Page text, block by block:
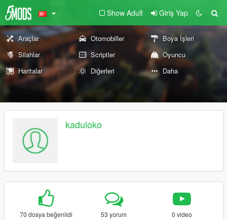
Show Adult Giriş Yap
Araçlar Otomobiller
Boya İşleri
Silahlar
Scriptler
Oyuncu
Haritalar
Diğerleri Daha
kaduloko
70 dosya beğenildi 53 yorum 0 video